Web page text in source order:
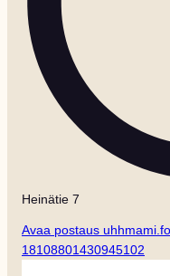
Heinätie 7
Avaa postaus
18108801430945102